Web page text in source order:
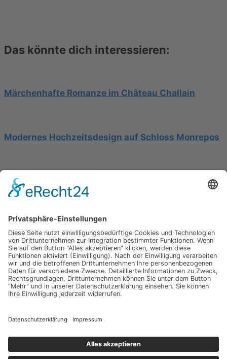
Das könnte dich interessieren:
Märchenhafte Romanze im Château Challain
Modernes Hochzeitsdesign auf Schloss Monrepos
Hochzeit am Gardasee auf einer Segelyacht
Impressum
Werbung
About
Einsendung
AGB
Datenschutzerklärung
About